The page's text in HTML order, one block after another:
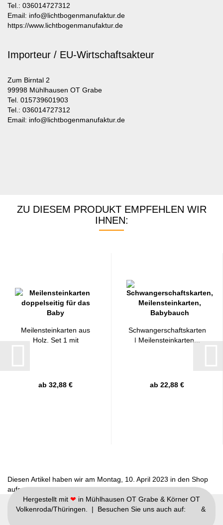
Tel.: 036014727312
Email: info@lichtbogenmanufaktur.de
https://www.lichtbogenmanufaktur.de
Importeur / EU-Wirtschaftsakteur
Zum Birntal 2
99998 Mühlhausen OT Grabe
Tel. 015739601903
Tel.: 036014727312
Email: info@lichtbogenmanufaktur.de
ZU DIESEM PRODUKT EMPFEHLEN WIR
IHNEN:
Meilensteinkarten aus
Holz, Set 1 mit
ab 32,88 €
Schwangerschaftskarten
| Meilensteinkarten...
ab 22,88 €
Diesen Artikel haben wir am Montag, 10. April 2023 in den Shop
aufgenommen.
Hergestellt mit ❤ in Mühlhausen OT Grabe & Körner OT
Volkenroda/Thüringen. | Besuchen Sie uns auch auf:
&